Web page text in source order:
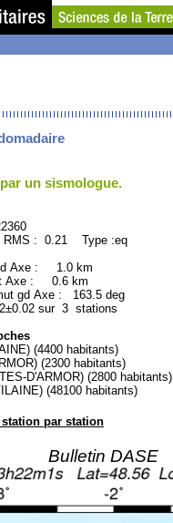
un sismologue.
: 0.21 Type :eq
Axe : 1.0 km
: 0.6 km
gd Axe : 163.5 deg
sur 3 stations
(4400 habitants)
(2300 habitants)
D'ARMOR) (2800 habitants)
(48100 habitants)
par station
Bulletin DASE